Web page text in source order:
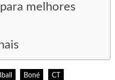
melhores
Boné CT